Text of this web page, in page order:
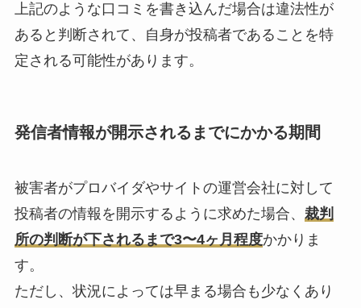
上記のような口コミを書き込んだ場合は違法性が
あると判断されて、自身が投稿者であることを特
定される可能性があります。
発信者情報が開示されるまでにかかる期間
被害者がプロバイダやサイトの運営会社に対して
投稿者の情報を開示するように求めた場合、 裁判
所の判断が下されるまで3〜4ヶ月程度かかりま
す。
ただし、状況によっては早まる場合も少なくあり